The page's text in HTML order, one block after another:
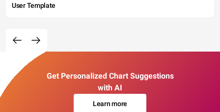
User Template
Get Personalized Chart Suggestions
with AI
Learn more